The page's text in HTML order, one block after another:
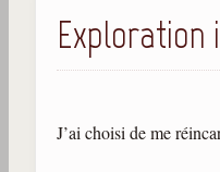
Exploration
J’ai choisi de me